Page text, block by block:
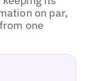
on par,
one